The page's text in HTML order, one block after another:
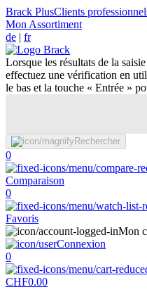
Brack PlusClients
Mon Assortiment
de | fr
Lorsque les résultats de la
effectuez une vérification en
le bas et la touche « Entrée »
Rechercher
0
Comparaison
0
Favoris
Mon
Connexion
0
CHF0.00